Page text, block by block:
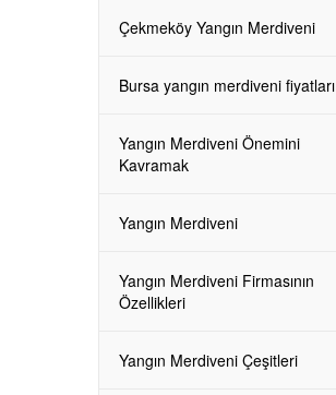
Çekmeköy Yangın Merdiveni
Bursa yangın merdiveni fiyatları
Yangın Merdiveni Önemini
Kavramak
Yangın Merdiveni
Yangın Merdiveni Firmasının
Özellikleri
Yangın Merdiveni Çeşitleri